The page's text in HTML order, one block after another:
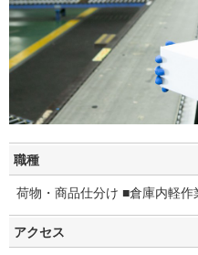
職種
荷物・商品仕分け ■倉庫内軽作
アクセス